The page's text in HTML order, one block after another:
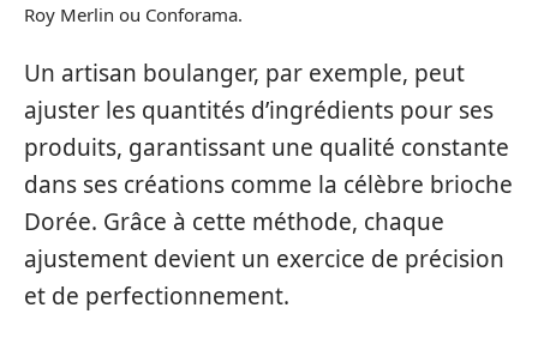
Roy Merlin ou Conforama.
Un artisan boulanger, par exemple, peut
ajuster les quantités d’ingrédients pour ses
produits, garantissant une qualité constante
dans ses créations comme la célèbre brioche
Dorée. Grâce à cette méthode, chaque
ajustement devient un exercice de précision
et de perfectionnement.